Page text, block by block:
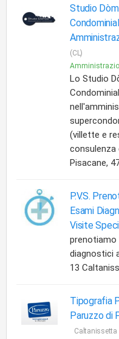
Studio
(CL)
Lo Studio
(villette e
consulenza
Pisacane,
P.V.S.
Esami
Visite
prenotiamo
diagnostici
13
Tipografia
Paruzzo di
Caltanissetta